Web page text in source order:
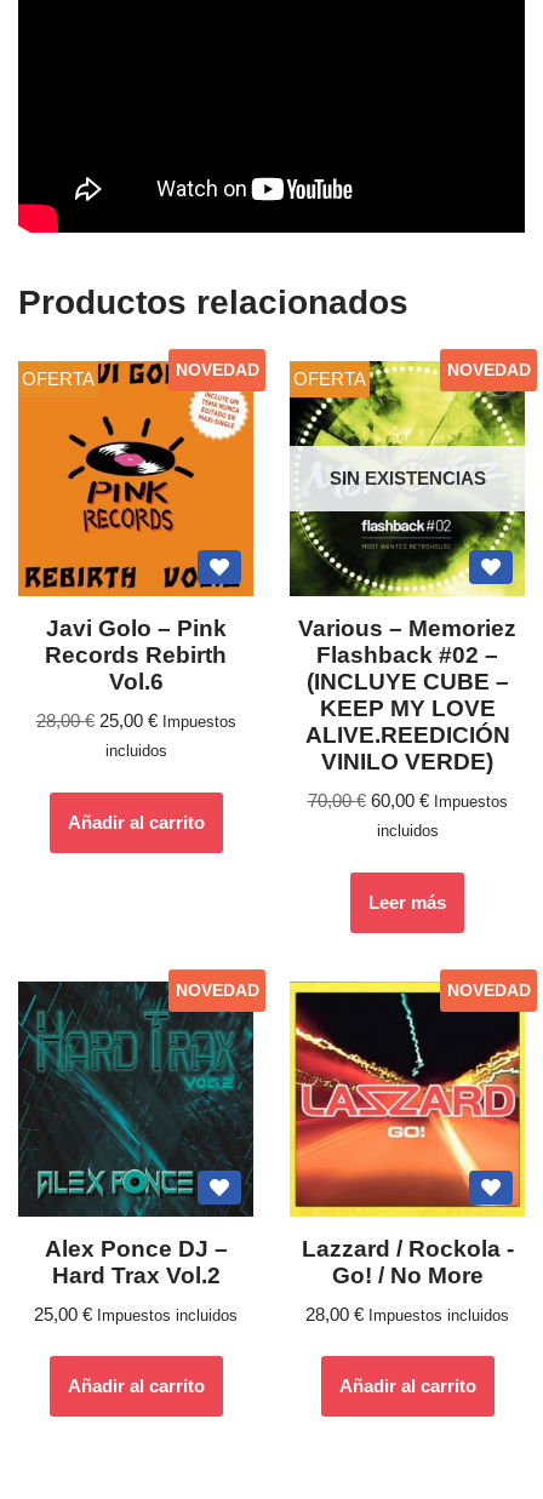
Productos relacionados
OFERTA NOVEDAD
Javi Golo – Pink
Records Rebirth
Vol.6
28,00€ 25,00 €
Impuestos
incluidos
Añadir al carrito
OFERTA
SIN EXISTENCIAS
NOVEDAD
Various – Memoriez
Flashback #02 –
(INCLUYE CUBE –
KEEP MY LOVE
ALIVE.REEDICIÓN
VINILO VERDE)
70,00€ 60,00 €
Impuestos
incluidos
Leer más
NOVEDAD
Alex Ponce DJ –
Hard Trax Vol.2
25,00 € Impuestos incluidos
Añadir al carrito
NOVEDAD
Lazzard / Rockola ‎-
Go! / No More
28,00 € Impuestos incluidos
Añadir al carrito